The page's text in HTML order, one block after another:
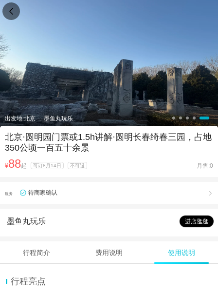
出发地:北京 墨鱼丸玩乐
北京·圆明园门票或1.5h讲解·圆明长春绮春三园，占地
350公顷一百五十余景
¥88起 可订8月14日 不可退 月售:0
服务 待商家确认 
墨鱼丸玩乐 进店逛逛
行程简介 费用说明 使用说明
行程亮点
